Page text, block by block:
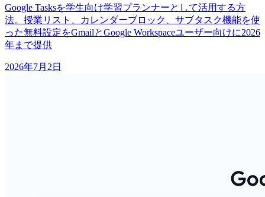
Google Tasksを学生向け学習プランナーとして活用する方
法。授業リスト、カレンダーブロック、サブタスク機能を使
った無料設定をGmailとGoogle Workspaceユーザー向けに2026
年まで提供
2026年7月2日